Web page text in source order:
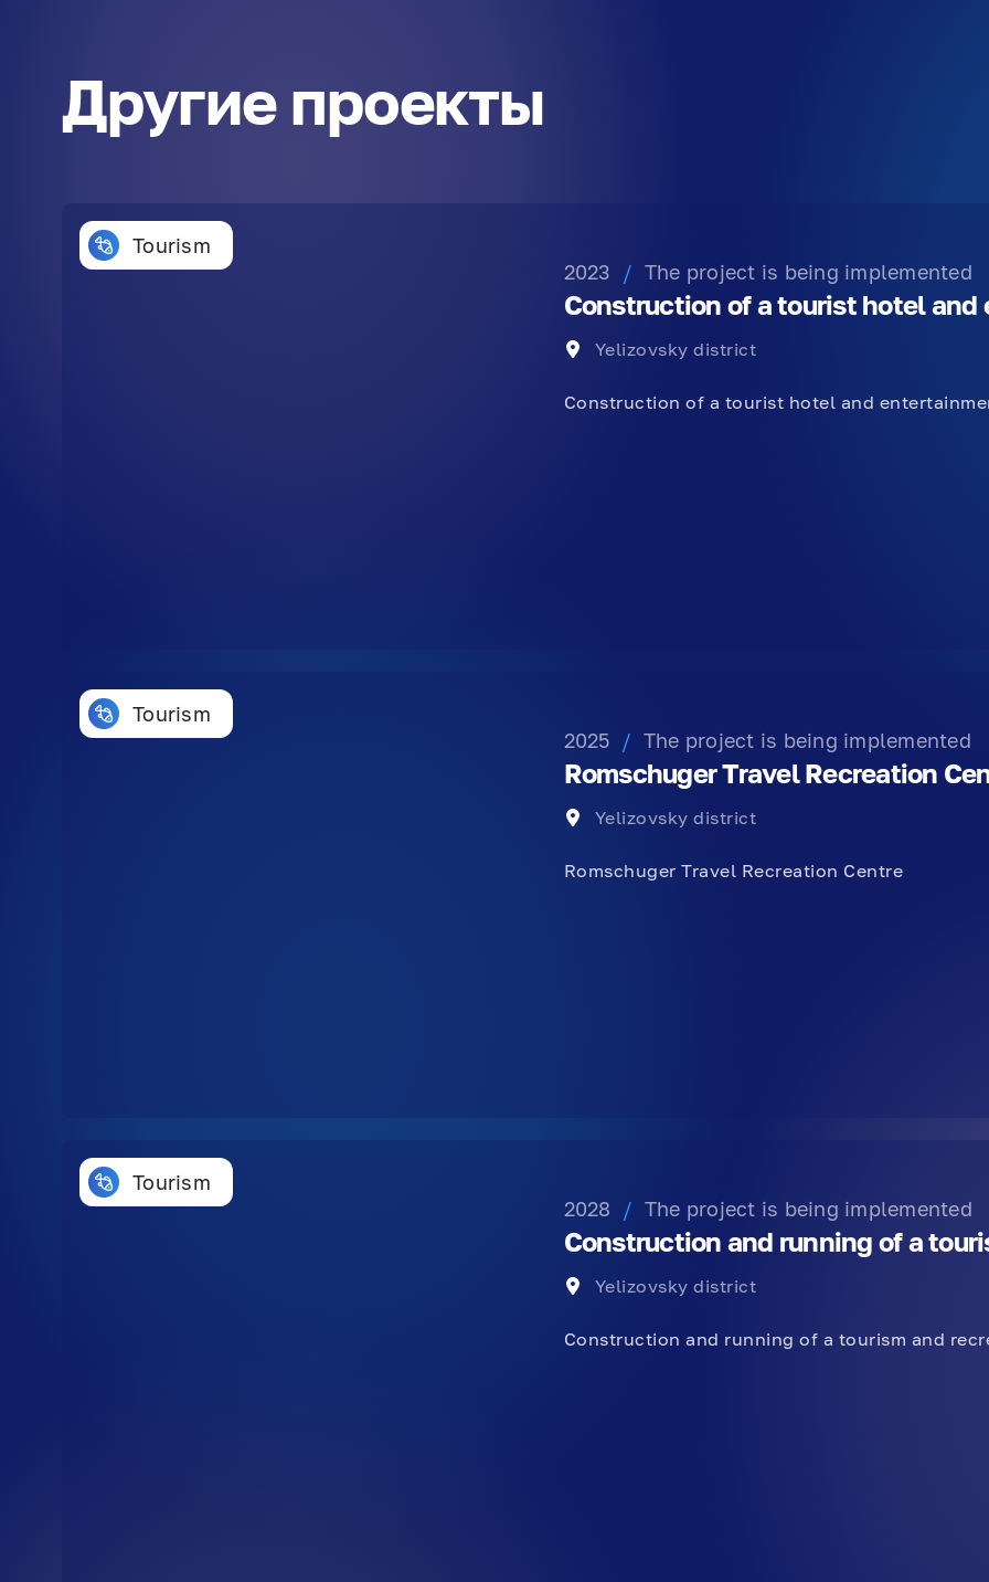
Другие проекты
Tourism
2023 / The project is being implemented
Construction of a tourist hotel
Yelizovsky district
Construction of a tourist hotel and
Tourism
2025 / The project is being implemented
Romschuger Travel Recreation
Yelizovsky district
Romschuger Travel Recreation Centre
Tourism
2028 / The project is being implemented
Construction and running of a
Yelizovsky district
Construction and running of a tourism and